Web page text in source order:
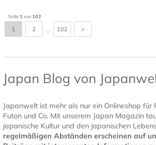
Seite 1 von 102
1 2 ... 102 >
Japan Blog von
Japanwelt ist mehr als nur ein Onlineshop für
Futon und Co. Mit unserem Japan Magazin
japanische Kultur und den japanischen
regelmäßigen Abständen erscheinen auf